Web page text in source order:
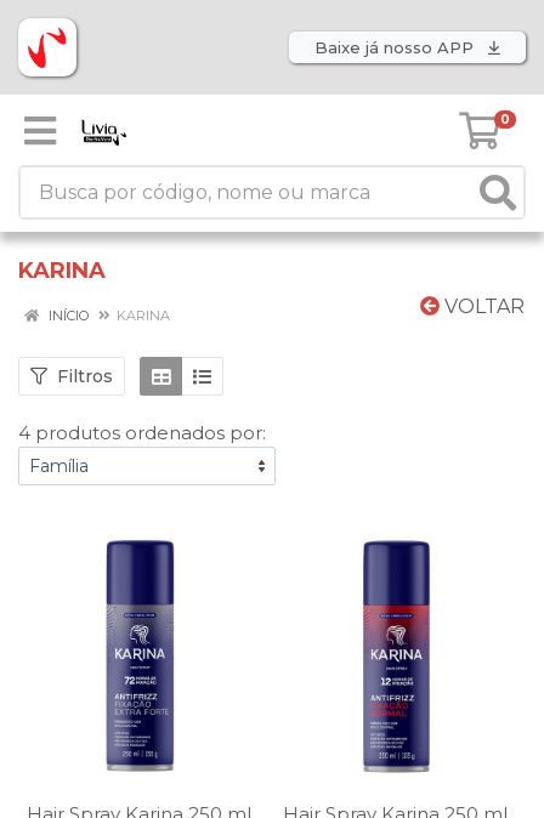
Baixe já nosso APP
0
KARINA
VOLTAR
INÍCIO KARINA
Filtros
4 produtos ordenados por: